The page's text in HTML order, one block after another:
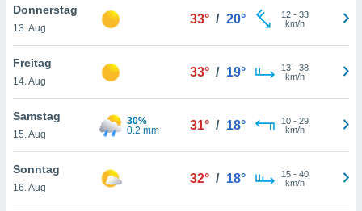
finden
. Sie
jederzeit
Rand
Donnerstag
13. Aug
33° / 20° 12- 33
km/h
Freitag
14. Aug
33° / 19° 13- 38
km/h
Samstag
15. Aug
30%
0.2 mm
31° / 18° 10- 29
km/h
Sonntag
16. Aug
32° / 18° 15- 40
km/h